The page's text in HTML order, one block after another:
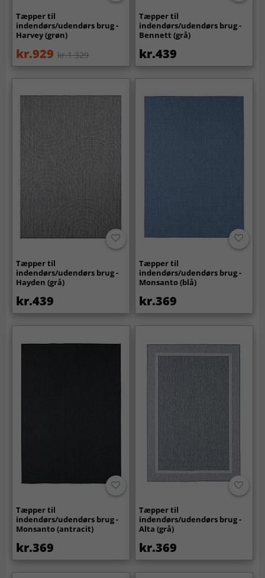
Tæpper til
indendørs/udendørs brug -
Harvey (grøn)
kr.929 kr.1 329
Tæpper til
indendørs/udendørs brug -
Bennett (grå)
kr.439
Tæpper til
indendørs/udendørs brug -
Hayden (grå)
kr.439
Tæpper til
indendørs/udendørs brug -
Monsanto (blå)
kr.369
Tæpper til
indendørs/udendørs brug -
Monsanto (antracit)
kr.369
Tæpper til
indendørs/udendørs brug -
Alta (grå)
kr.369